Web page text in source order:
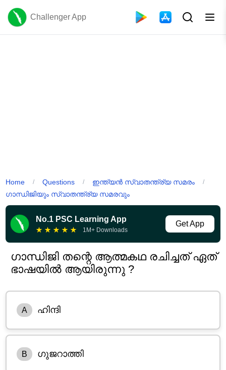
Challenger App
Home / Questions / ഇന്ത്യൻ സ്വാതന്ത്ര്യ സമരം /
ഗാന്ധിജിയും സ്വാതന്ത്ര്യ സമരവും
No.1 PSC Learning App
★ ★ ★ ★ ★ 1M+ Downloads
Get App
ഗാന്ധിജി തന്റെ ആത്മകഥ രചിച്ചത് ഏത്
ഭാഷയിൽ ആയിരുന്നു ?
A ഹിന്ദി
B ഗുജറാത്തി